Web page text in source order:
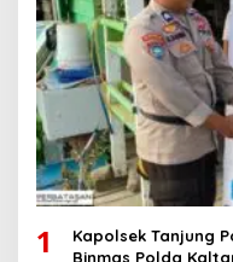
1
Kapolsek Tanjung
Binmas Polda